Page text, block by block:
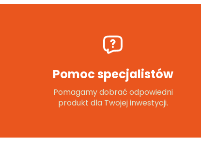
Pomoc specjalistów
Pomagamy dobrać odpowiedni
produkt dla Twojej inwestycji.